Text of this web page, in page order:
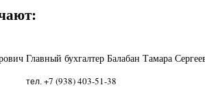
Главный бухгалтер Балабан Тамара
тел. +7 (938) 403-51-38